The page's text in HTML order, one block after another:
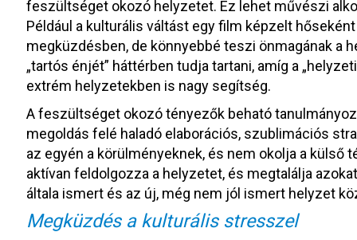
feszültséget okozó helyzetet. Ez lehet művészi
Például a kulturális váltást egy film képzelt
megküzdésben, de könnyebbé teszi önmagának a
„tartós énjét” háttérben tudja tartani, amíg a
extrém helyzetekben is nagy segítség.
A feszültséget okozó tényezők beható
megoldás felé haladó elaborációs, szublimációs
az egyén a körülményeknek, és nem okolja a külső
aktívan feldolgozza a helyzetet, és megtalálja
általa ismert és az új, még nem jól ismert helyzet
Megküzdés a kulturális stresszel